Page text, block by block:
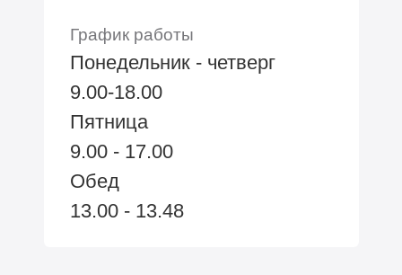
График работы
Понедельник - четверг
9.00-18.00
Пятница
9.00 - 17.00
Обед
13.00 - 13.48